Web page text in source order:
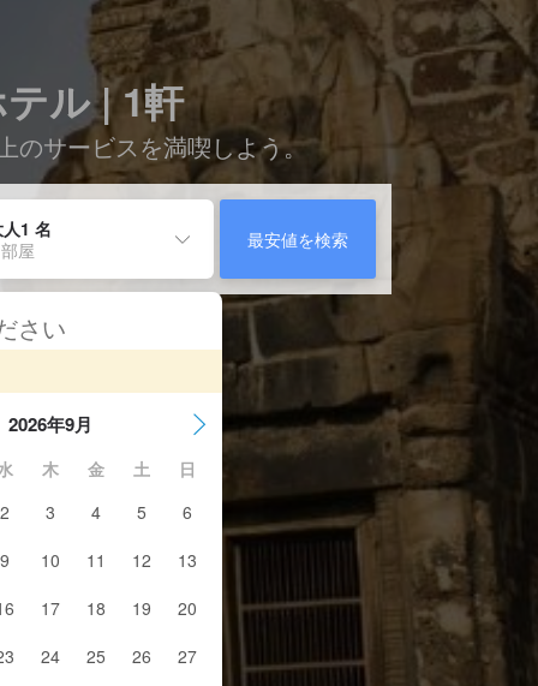
ル | 1軒
のサービスを満喫しよう。
1 名
屋
最安値を検索
さい
2026年9月
木 金 土
日
2
3 4 5
6
9
10 11 12
13
17 18 19
20
24 25 26 27